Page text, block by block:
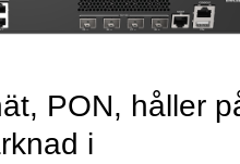
PON, håller
i